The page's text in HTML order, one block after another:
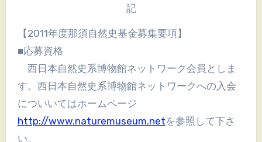
記
【2011年度那須自然史基金募集要項】
■応募資格
西日本自然史系博物館ネットワーク会員としま
す。西日本自然史系博物館ネットワークへの入会
についいてはホームページ
http://www.naturemuseum.netを参照して下さ
い。